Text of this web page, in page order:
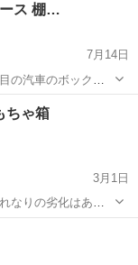
ス 棚…
7月14日
の汽車のボックス3
シートはおまけでお
ちゃ箱
3月1日
なりの劣化はあり
したのでお譲りしま